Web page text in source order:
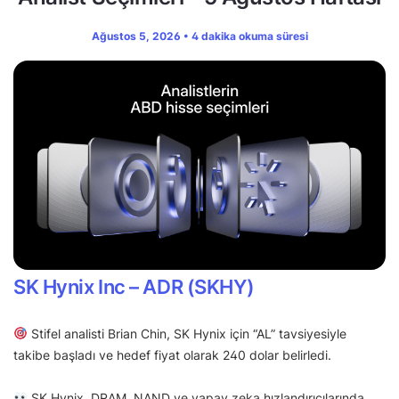
Ağustos 5, 2026 • 4 dakika okuma süresi
SK Hynix Inc – ADR (SKHY)
Stifel analisti Brian Chin, SK Hynix için “AL” tavsiyesiyle
takibe başladı ve hedef fiyat olarak 240 dolar belirledi.